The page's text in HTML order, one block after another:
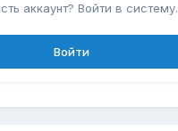
аккаунт? Войти в систему.
Войти